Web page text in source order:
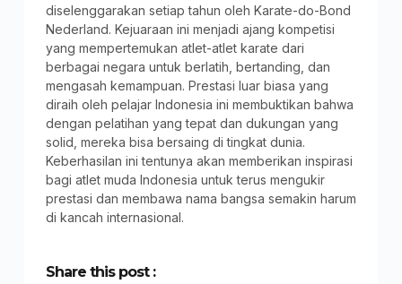
diselenggarakan setiap tahun oleh Karate-do-Bond
Nederland. Kejuaraan ini menjadi ajang kompetisi
yang mempertemukan atlet-atlet karate dari
berbagai negara untuk berlatih, bertanding, dan
mengasah kemampuan. Prestasi luar biasa yang
diraih oleh pelajar Indonesia ini membuktikan bahwa
dengan pelatihan yang tepat dan dukungan yang
solid, mereka bisa bersaing di tingkat dunia.
Keberhasilan ini tentunya akan memberikan inspirasi
bagi atlet muda Indonesia untuk terus mengukir
prestasi dan membawa nama bangsa semakin harum
di kancah internasional.
Share this post :